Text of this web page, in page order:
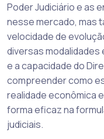
Poder Judiciário e as
nesse mercado, mas
velocidade de
diversas modalidades
e a capacidade do
compreender como
realidade econômica
forma eficaz na
judiciais.